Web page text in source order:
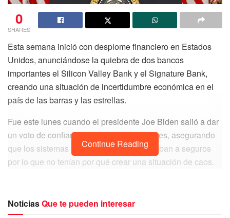
0
SHARES
Esta semana inició con desplome financiero en Estados
Unidos, anunciándose la quiebra de dos bancos
importantes el Silicon Valley Bank y el Signature Bank,
creando una situación de incertidumbre económica en el
país de las barras y las estrellas.
Fue este lunes cuando el presidente Joe Biden salió a dar
un voto de confianza a los estadounidenses, asegurando
que los sistemas financieros del país estaban a seguros
por lo que no tenían por qué crear una situación de caos.
Continue Reading
NoticiasQue te pueden interesar